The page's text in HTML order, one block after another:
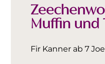
Muffin und
Fir Kanner ab 7